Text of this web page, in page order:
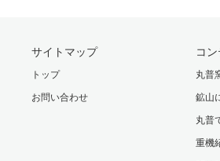
サイトマップ
トップ
お問い合わせ
コ
丸普
鉱山
丸普
重機